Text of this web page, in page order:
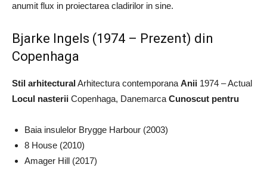
anumit flux in proiectarea cladirilor in sine.
Bjarke Ingels (1974 – Prezent) din
Copenhaga
Stil arhitecturalArhitectura contemporana Anii 1974 – Actual
Locul nasterii Copenhaga, Danemarca Cunoscut pentru
Baia insulelor Brygge Harbour (2003)
8 House (2010)
Amager Hill (2017)